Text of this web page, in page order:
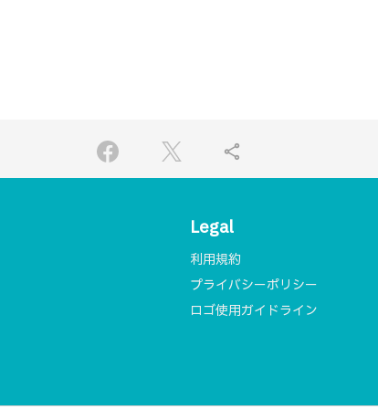
share
Legal
利用規約
プライバシーポリシー
ロゴ使用ガイドライン